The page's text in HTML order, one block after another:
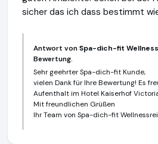
sicher das ich dass bestimmt
Antwort vonSpa-dich-fit
Bewertung.
Sehr geehrter Spa-dich-fit Kunde,
vielen Dank für Ihre Bewertung! Es
Aufenthalt im Hotel Kaiserhof
Mit freundlichen Grüßen
Ihr Team von Spa-dich-fit